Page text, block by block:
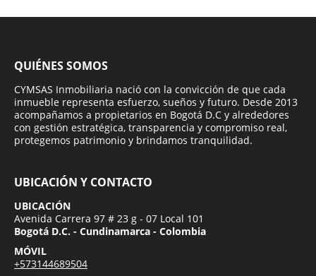
QUIÉNES SOMOS
CYMSAS Inmobiliaria nació con la convicción de que cada
inmueble representa esfuerzo, sueños y futuro. Desde 2013
acompañamos a propietarios en Bogotá D.C y alrededores
con gestión estratégica, transparencia y compromiso real,
protegemos patrimonio y brindamos tranquilidad.
UBICACIÓN Y CONTACTO
UBICACIÓN
Avenida Carrera 97 # 23 g - 07 Local 101
Bogotá D.C. - Cundinamarca - Colombia
MÓVIL
+573144689504